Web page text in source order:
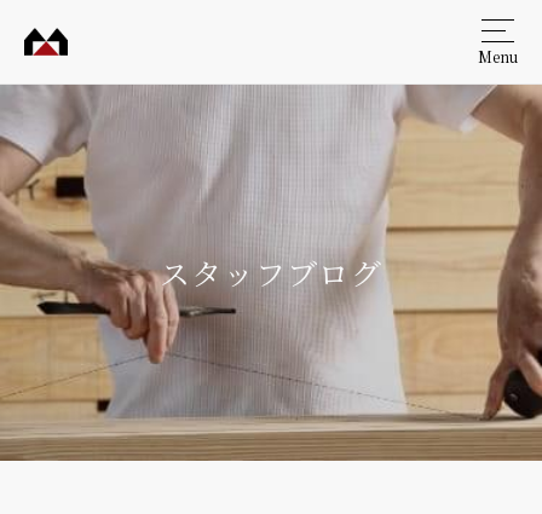
工務
Menu
スタッフブログ